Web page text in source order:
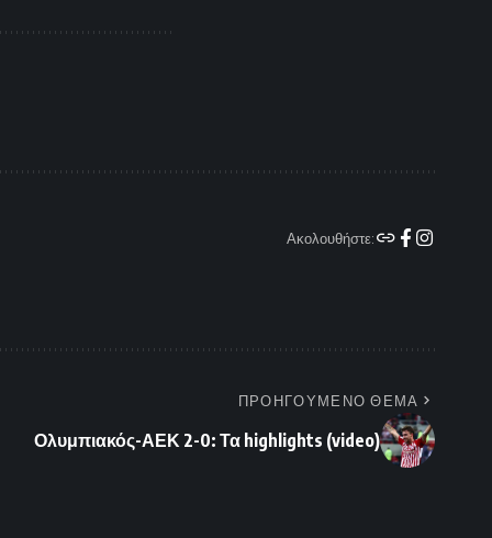
Ακολουθήστε:
ΠΡΟΗΓΟΥΜΕΝΟ ΘΕΜΑ
Ολυμπιακός-ΑΕΚ 2-0: Τα highlights (video)